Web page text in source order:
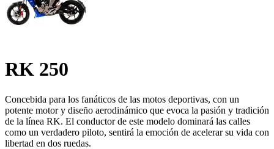
RK 250
Concebida para los fanáticos de las motos deportivas, con un
potente motor y diseño aerodinámico que evoca la pasión y tradición
de la línea RK. El conductor de este modelo dominará las calles
como un verdadero piloto, sentirá la emoción de acelerar su vida con
libertad en dos ruedas.